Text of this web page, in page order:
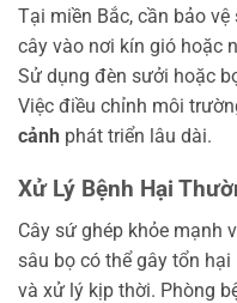
Tại miền Bắc, cần bảo
cây vào nơi kín gió hoặc
Sử dụng đèn sưởi hoặc
Việc điều chỉnh môi
cảnh phát triển lâu dài.
Xử Lý Bệnh Hại
Cây sứ ghép khỏe mạnh
sâu bọ có thể gây tổn
và xử lý kịp thời. Phòng